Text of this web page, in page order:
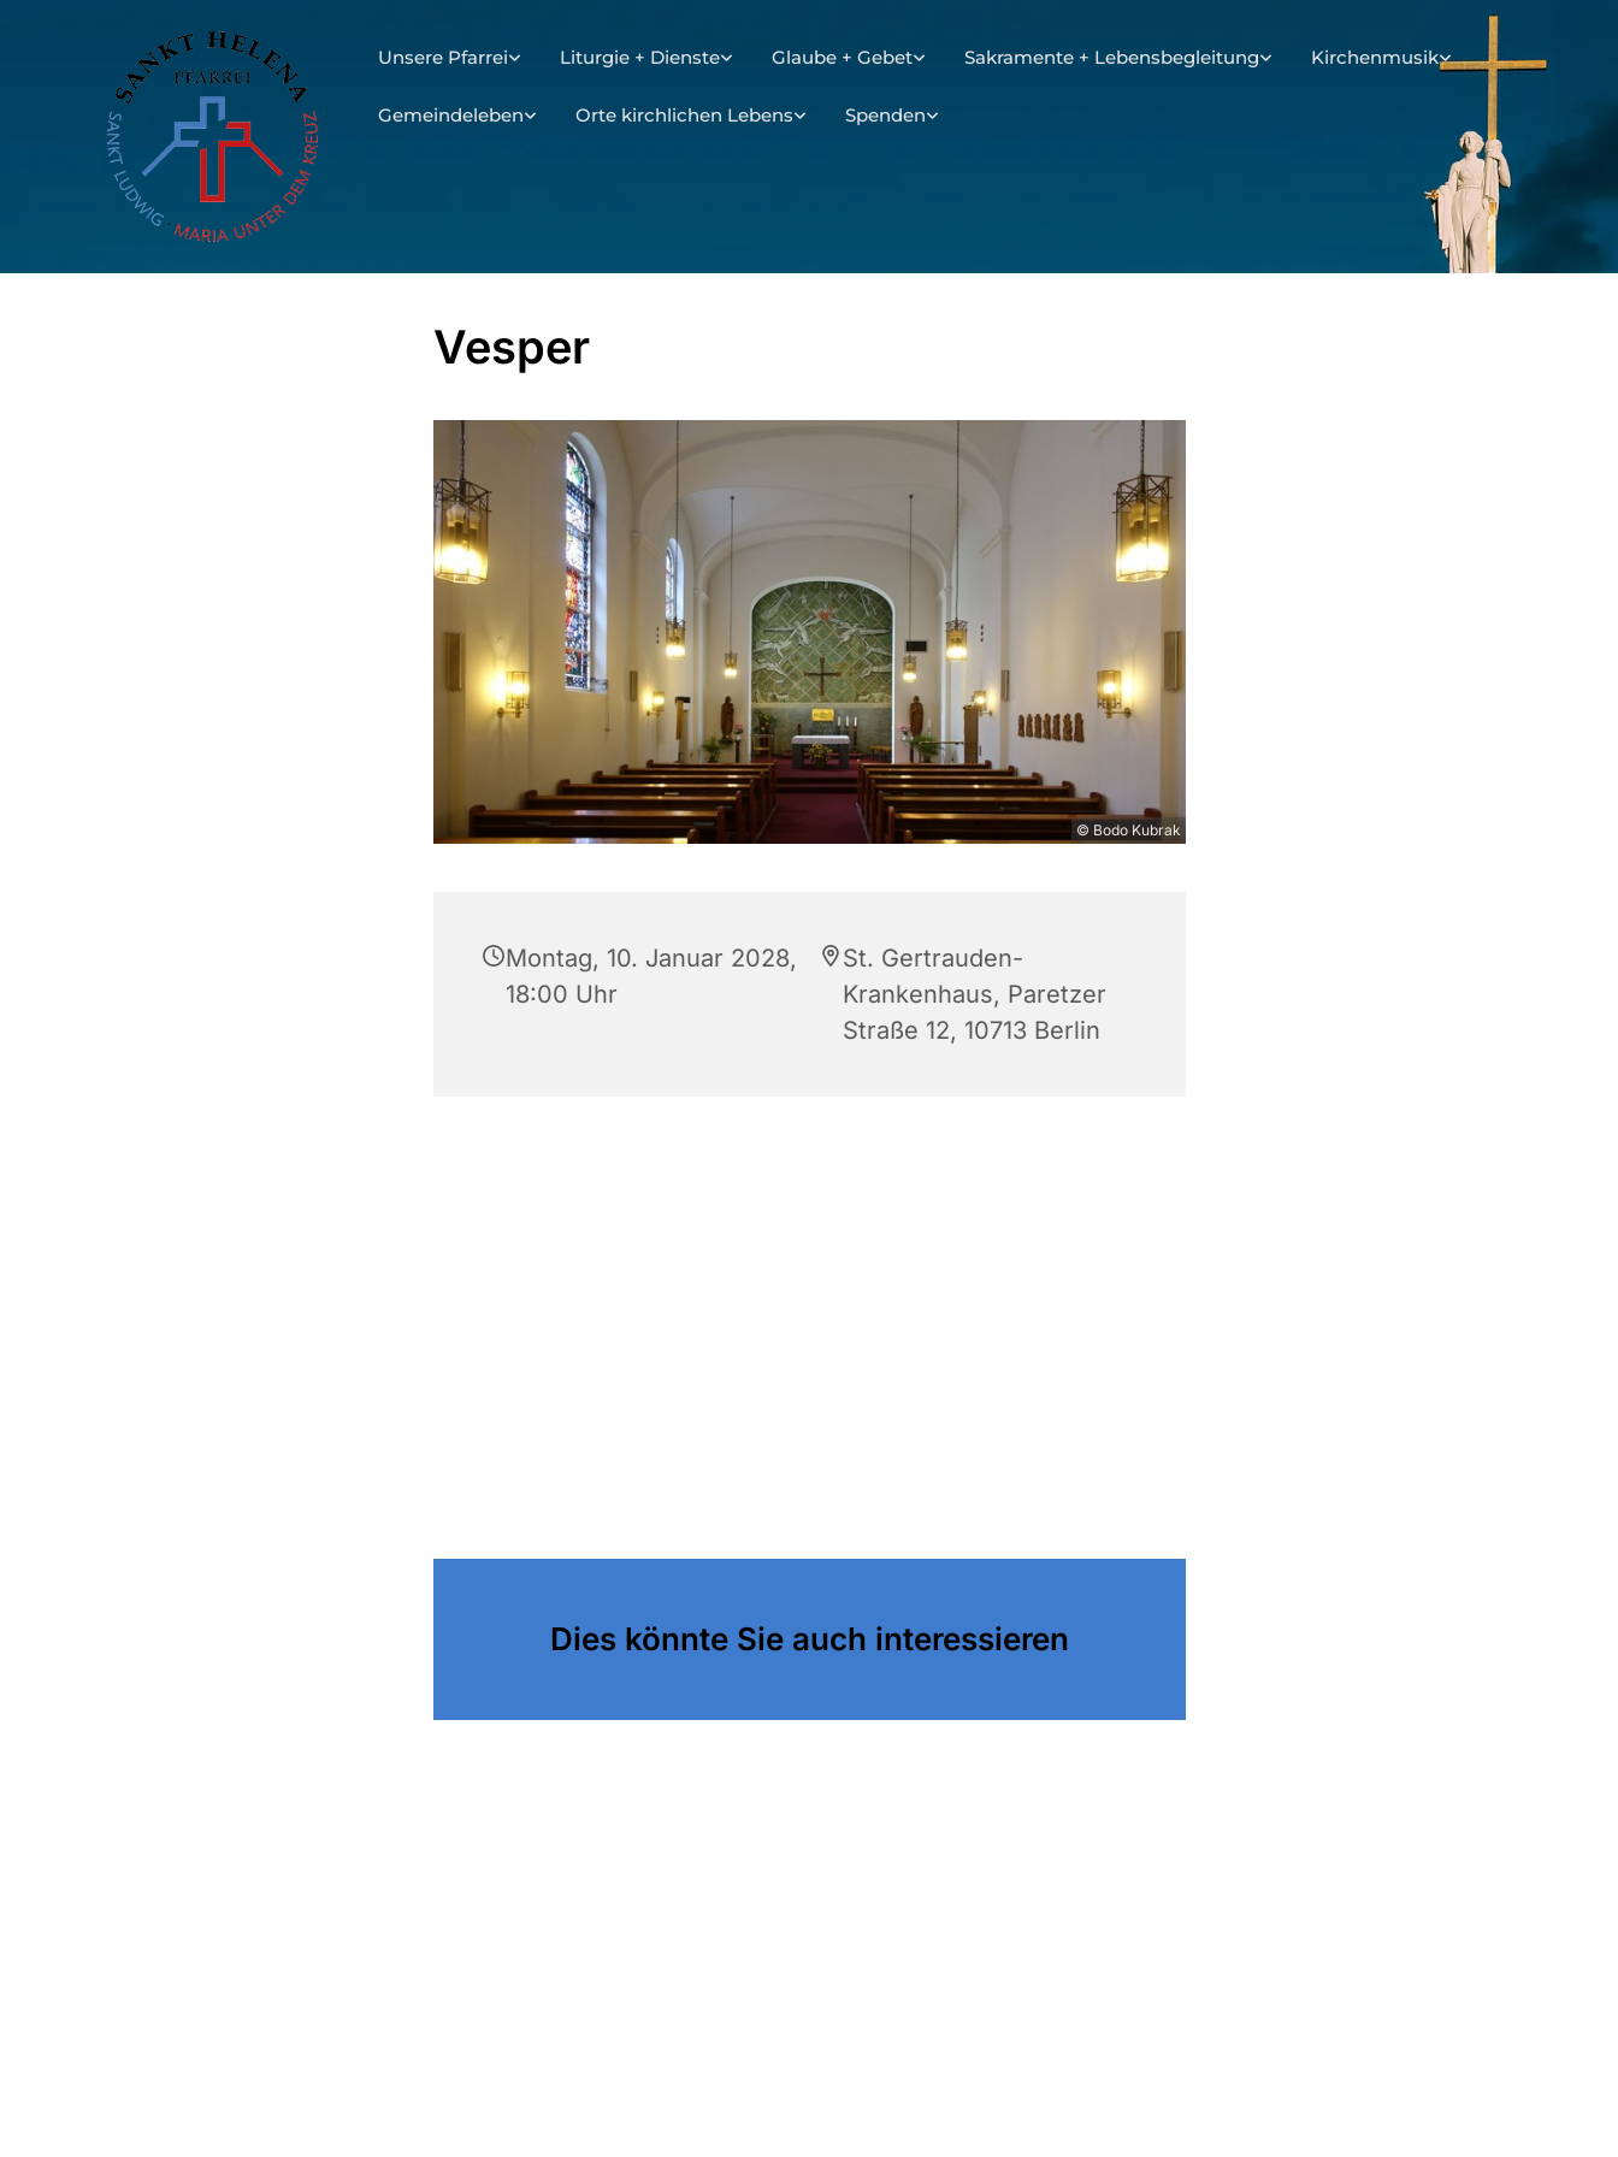
Unsere Pfarrei Liturgie + Dienste Glaube + Gebet Sakramente + Lebensbegleitung Kirchenmusik
Gemeindeleben Orte kirchlichen Lebens Spenden
Vesper
© Bodo Kubrak
Montag, 10. Januar 2028,
18:00 Uhr
St. Gertrauden-
Krankenhaus, Paretzer
Straße 12, 10713 Berlin
Dies könnte Sie auch interessieren